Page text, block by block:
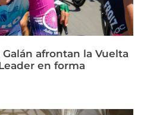
afrontan la Vuelta
en forma